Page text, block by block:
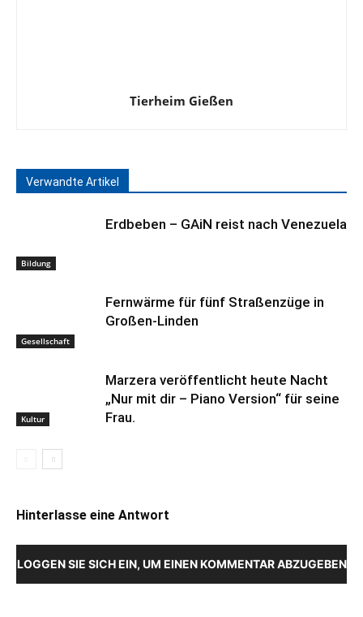
Tierheim Gießen
Verwandte Artikel
Bildung
Erdbeben – GAiN reist nach Venezuela
Gesellschaft
Fernwärme für fünf Straßenzüge in
Großen-Linden
Kultur
Marzera veröffentlicht heute Nacht
„Nur mit dir – Piano Version“ für seine
Frau.
Hinterlasse eine Antwort
LOGGEN SIE SICH EIN, UM EINEN KOMMENTAR ABZUGEBEN